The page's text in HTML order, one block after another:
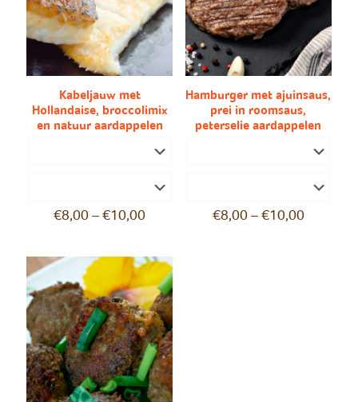
Kabeljauw met
Hollandaise, broccolimix
en natuur aardappelen
€8,00 –€10,00
Hamburger met ajuinsaus,
prei in roomsaus,
peterselie aardappelen
€8,00– €10,00